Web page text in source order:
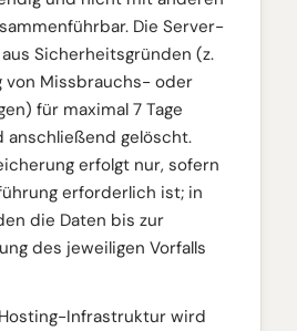
Die Server-
Sicherheitsgründen (z.
von Missbrauchs- oder
für maximal 7 Tage
anschließend gelöscht.
erfolgt nur, sofern
erforderlich ist; in
die Daten bis zur
des jeweiligen Vorfalls
Infrastruktur wird